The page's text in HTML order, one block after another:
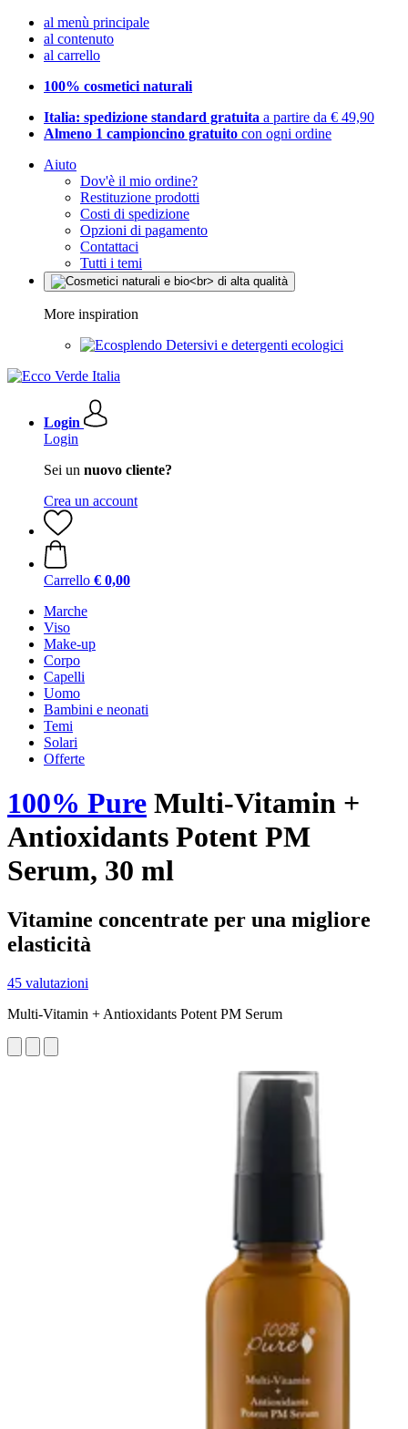
al menù principale
al contenuto
al carrello
100% cosmetici naturali
Italia: spedizione standard gratuita a partire da € 49,90
Almeno 1 campioncino gratuito con ogni ordine
Aiuto
Dov'è il mio ordine?
Restituzione prodotti
Costi di spedizione
Opzioni di pagamento
Contattaci
Tutti i temi
More inspiration
Detersivi e detergenti ecologici
Login
Login
Sei un nuovo cliente?
Crea un account
Carrello € 0,00
Marche
Viso
Make-up
Corpo
Capelli
Uomo
Bambini e neonati
Temi
Solari
Offerte
100% Pure Multi-Vitamin +
Antioxidants Potent PM
Serum, 30 ml
Vitamine concentrate per una migliore
elasticità
45 valutazioni
Multi-Vitamin + Antioxidants Potent PM Serum